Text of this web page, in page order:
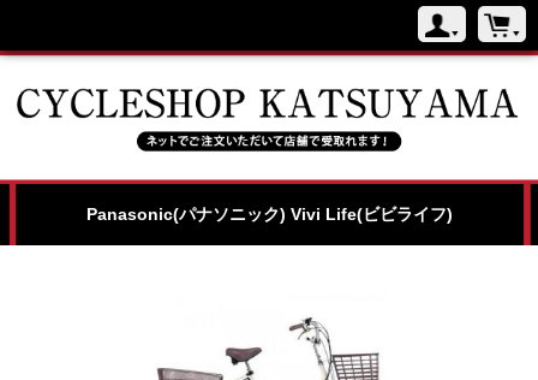
Panasonic(パナソニック) Vivi Life(ビビライフ)